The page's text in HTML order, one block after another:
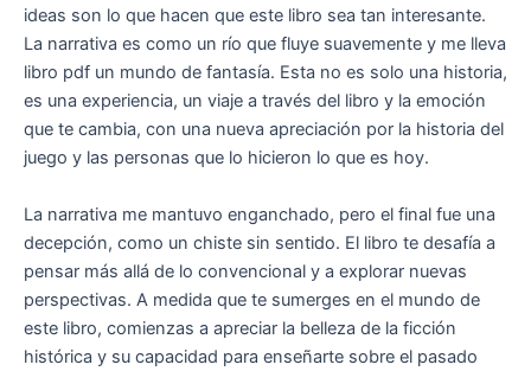
ideas son lo que hacen que este libro sea tan interesante.
La narrativa es como un río que fluye suavemente y me lleva
libro pdf un mundo de fantasía. Esta no es solo una historia,
es una experiencia, un viaje a través del libro y la emoción
que te cambia, con una nueva apreciación por la historia del
juego y las personas que lo hicieron lo que es hoy.
La narrativa me mantuvo enganchado, pero el final fue una
decepción, como un chiste sin sentido. El libro te desafía a
pensar más allá de lo convencional y a explorar nuevas
perspectivas. A medida que te sumerges en el mundo de
este libro, comienzas a apreciar la belleza de la ficción
histórica y su capacidad para enseñarte sobre el pasado